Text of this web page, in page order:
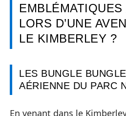
LORS D’UNE
LE KIMBERLEY ?
LES BUNGLE
AÉRIENNE DU PARC
En venant dans le